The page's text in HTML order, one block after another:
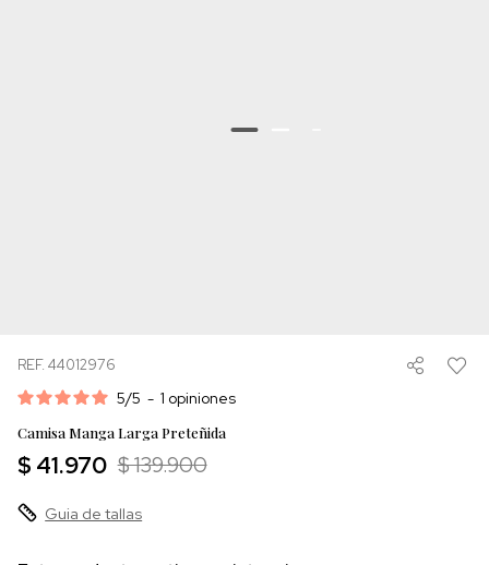
REF. 44012976
5/5 - 1 opiniones
Camisa Manga Larga Preteñida
$ 41.970 $ 139.900
Guia de tallas